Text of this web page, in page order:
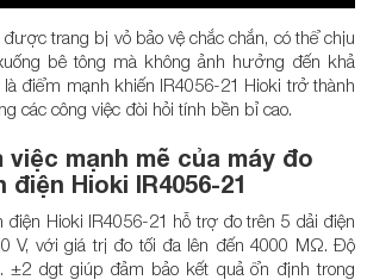
trang bị vỏ bảo vệ chắc chắn, có thể chịu
bê tông mà không ảnh hưởng đến khả
điểm mạnh khiến IR4056-21 Hioki trở thành
các công việc đòi hỏi tính bền bỉ cao.
việc mạnh mẽ của máy đo
Hioki IR4056-21
điện Hioki IR4056-21 hỗ trợ đo trên 5 dải điện
V, với giá trị đo tối đa lên đến 4000 MΩ. Độ
±2 dgt giúp đảm bảo kết quả ổn định trong